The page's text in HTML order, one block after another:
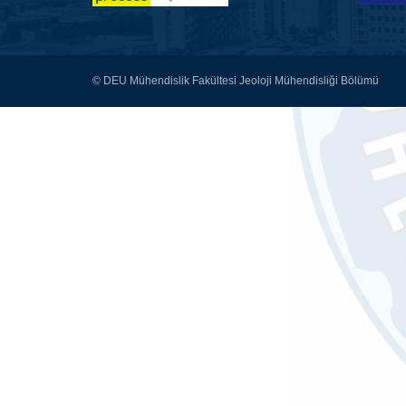
© DEU Mühendislik Fakültesi Jeoloji Mühendisliği Bölümü